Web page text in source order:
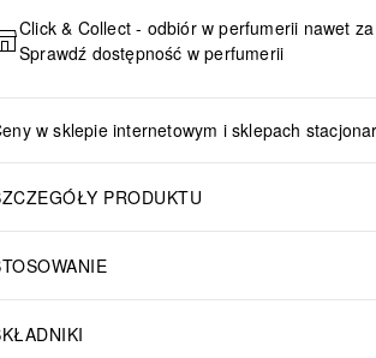
Click & Collect - odbiór w perfumerii nawet
Sprawdź dostępność w perfumerii
w sklepie internetowym i sklepach
PRODUKTU